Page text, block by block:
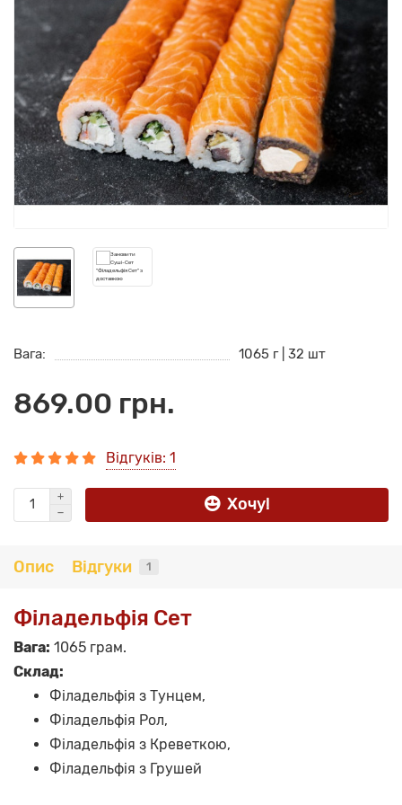
Вага: 1065 г | 32 шт
869.00 грн.
Відгуків: 1
Хочу!
Опис Відгуки 1
Філадельфія Сет
Вага: 1065 грам.
Склад:
Філадельфія з Тунцем,
Філадельфія Рол,
Філадельфія з Креветкою,
Філадельфія з Грушей